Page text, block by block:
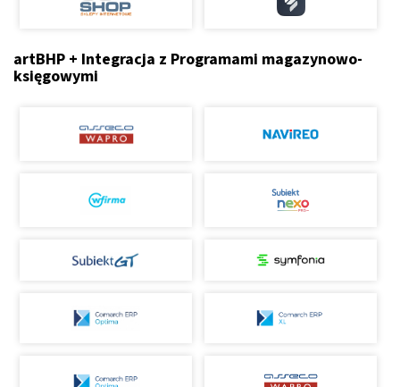
artBHP + Integracja z Programami magazynowo-
księgowymi